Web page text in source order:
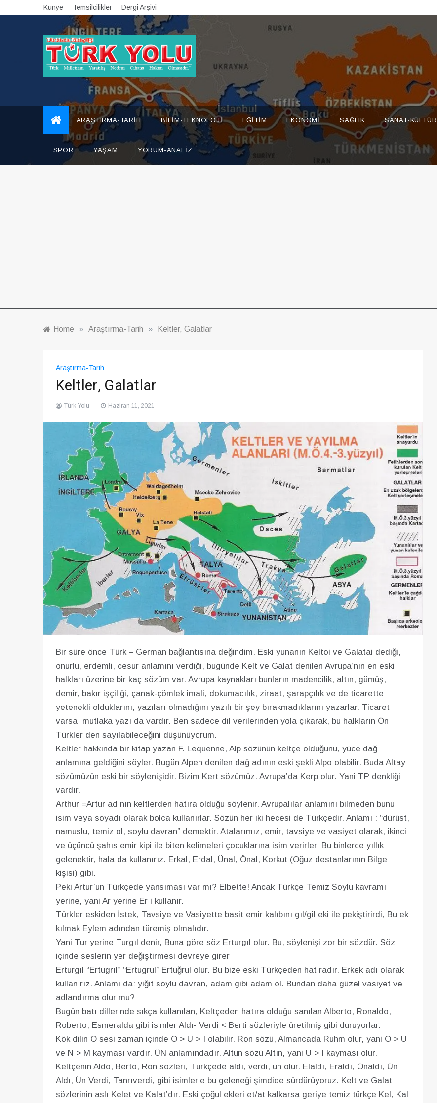
to
Künye Temsilcilikler Dergi Arşivi
Türk Yolu Dergisi
ARAŞTIRMA-TARIH BILIM-TEKNOLOJI EĞITIM EKONOMI SAĞLIK SANAT-KÜLTÜR
SPOR YAŞAM YORUM-ANALIZ
Home » Araştırma-Tarih » Keltler, Galatlar
Araştırma-Tarih
Keltler, Galatlar
Türk Yolu Haziran 11, 2021
Bir süre önce Türk – German bağlantısına değindim. Eski yunanın Keltoi ve Galatai dediği,
onurlu, erdemli, cesur anlamını verdiği, bugünde Kelt ve Galat denilen Avrupa’nın en eski
halkları üzerine bir kaç sözüm var. Avrupa kaynakları bunların madencilik, altın, gümüş,
demir, bakır işçiliği, çanak-çömlek imali, dokumacılık, ziraat, şarapçılık ve de ticarette
yetenekli olduklarını, yazıları olmadığını yazılı bir şey bırakmadıklarını yazarlar. Ticaret
varsa, mutlaka yazı da vardır. Ben sadece dil verilerinden yola çıkarak, bu halkların Ön
Türkler den sayılabileceğini düşünüyorum.
Keltler hakkında bir kitap yazan F. Lequenne, Alp sözünün keltçe olduğunu, yüce dağ
anlamına geldiğini söyler. Bugün Alpen denilen dağ adının eski şekli Alpo olabilir. Buda Altay
sözümüzün eski bir söylenişidir. Bizim Kert sözümüz. Avrupa’da Kerp olur. Yani TP denkliği
vardır.
Arthur =Artur adının keltlerden hatıra olduğu söylenir. Avrupalılar anlamını bilmeden bunu
isim veya soyadı olarak bolca kullanırlar. Sözün her iki hecesi de Türkçedir. Anlamı : “dürüst,
namuslu, temiz ol, soylu davran” demektir. Atalarımız, emir, tavsiye ve vasiyet olarak, ikinci
ve üçüncü şahıs emir kipi ile biten kelimeleri çocuklarına isim verirler. Bu binlerce yıllık
gelenektir, hala da kullanırız. Erkal, Erdal, Ünal, Önal, Korkut (Oğuz destanlarının Bilge
kişisi) gibi.
Peki Artur’un Türkçede yansıması var mı? Elbette! Ancak Türkçe Temiz Soylu kavramı
yerine, yani Ar yerine Er i kullanır.
Türkler eskiden İstek, Tavsiye ve Vasiyette basit emir kalıbını gıl/gil eki ile pekiştirirdi, Bu ek
kılmak Eylem adından türemiş olmalıdır.
Yani Tur yerine Turgıl denir, Buna göre söz Erturgıl olur. Bu, söylenişi zor bir sözdür. Söz
içinde seslerin yer değiştirmesi devreye girer
Erturgıl “Ertugrıl” “Ertugrul” Ertuğrul olur. Bu bize eski Türkçeden hatıradır. Erkek adı olarak
kullanırız. Anlamı da: yiğit soylu davran, adam gibi adam ol. Bundan daha güzel vasiyet ve
adlandırma olur mu?
Bugün batı dillerinde sıkça kullanılan, Keltçeden hatıra olduğu sanılan Alberto, Ronaldo,
Roberto, Esmeralda gibi isimler Aldı- Verdi < Berti sözleriyle üretilmiş gibi duruyorlar.
Kök dilin O sesi zaman içinde O > U > I olabilir. Ron sözü, Almancada Ruhm olur, yani O > U
ve N > M kayması vardır. ÜN anlamındadır. Altun sözü Altın, yani U > I kayması olur.
Keltçenin Aldo, Berto, Ron sözleri, Türkçede aldı, verdi, ün olur. Elaldı, Eraldı, Önaldı, Ün
Aldı, Ün Verdi, Tanrıverdi, gibi isimlerle bu geleneği şimdide sürdürüyoruz. Kelt ve Galat
sözlerinin aslı Kelet ve Kalat’dır. Eski çoğul ekleri et/at kalkarsa geriye temiz türkçe Kel, Kal